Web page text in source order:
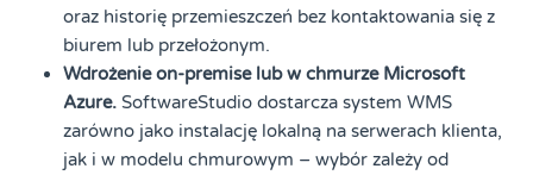
oraz historię przemieszczeń bez kontaktowania się z
biurem lub przełożonym.
Wdrożenie on-premise lub w chmurze Microsoft
Azure. SoftwareStudio dostarcza system WMS
zarówno jako instalację lokalną na serwerach klienta,
jak i w modelu chmurowym – wybór zależy od